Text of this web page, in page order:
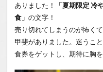
ありました！
「夏期限定 冷
食」 の文字！
売り切れてしまうのが怖く
甲斐がありました。迷うこ
食券をゲットし、期待に胸